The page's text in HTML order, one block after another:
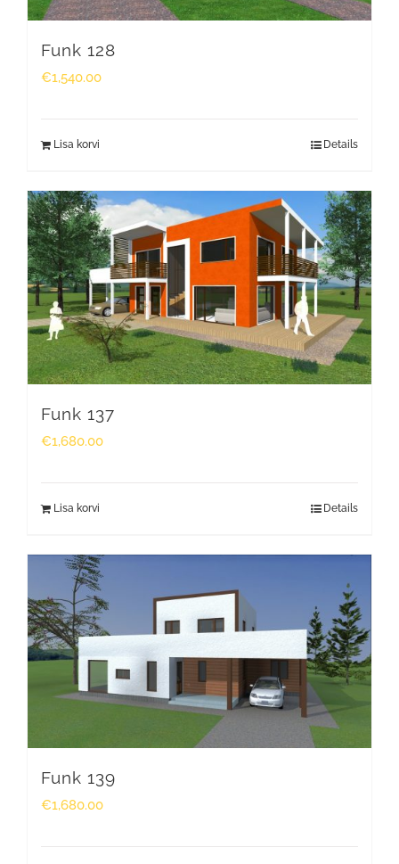
Funk 128
€1,540.00
Lisa korvi Details
Funk 137
€1,680.00
Lisa korvi Details
Funk 139
€1,680.00